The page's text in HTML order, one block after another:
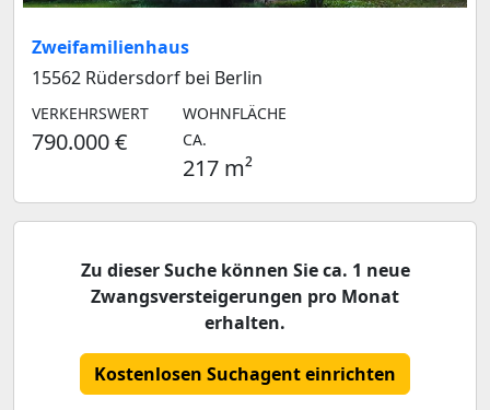
Zweifamilienhaus
15562 Rüdersdorf bei Berlin
VERKEHRSWERT
790.000 €
WOHNFLÄCHE
CA.
217 m²
Zu dieser Suche können Sie ca. 1 neue
Zwangsversteigerungen pro Monat
erhalten.
Kostenlosen Suchagent einrichten